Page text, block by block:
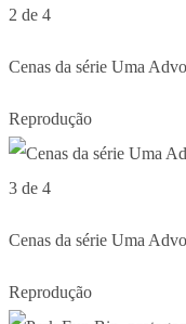
2 de 4
Cenas da série Uma
Reprodução
3 de 4
Cenas da série Uma
Reprodução